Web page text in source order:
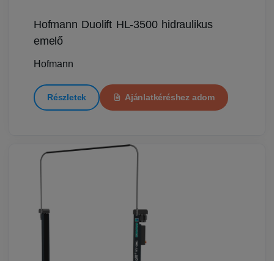
Hofmann Duolift HL-3500 hidraulikus
emelő
Hofmann
Részletek Ajánlatkéréshez adom